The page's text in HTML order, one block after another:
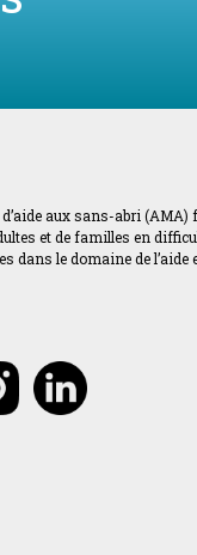
aux sans-abri (AMA)
et de familles en
le domaine de l’aide